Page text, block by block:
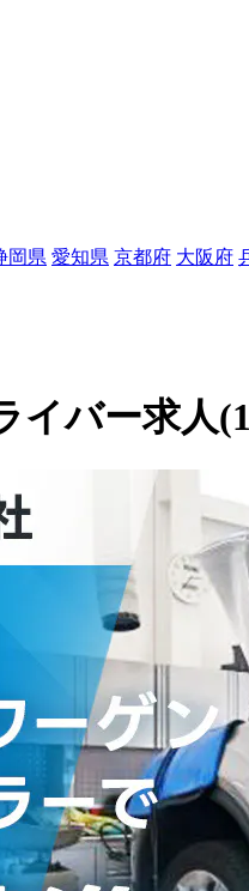
岡県 愛知県 京都府 大阪府
バー求人